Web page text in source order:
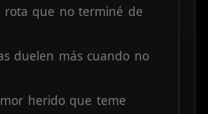
rota que no terminé de
duelen más cuando no
herido que teme